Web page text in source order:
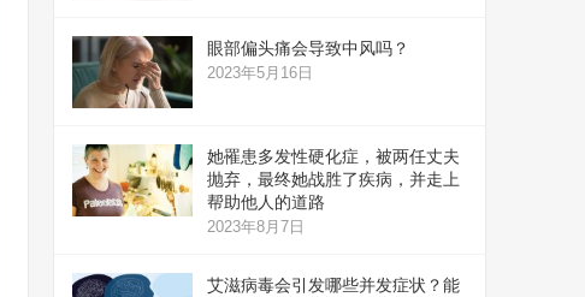
眼部偏头痛会导致中风吗？
2023年5月16日
她罹患多发性硬化症，被两任丈夫
抛弃，最终她战胜了疾病，并走上
帮助他人的道路
2023年8月7日
艾滋病毒会引发哪些并发症状？能